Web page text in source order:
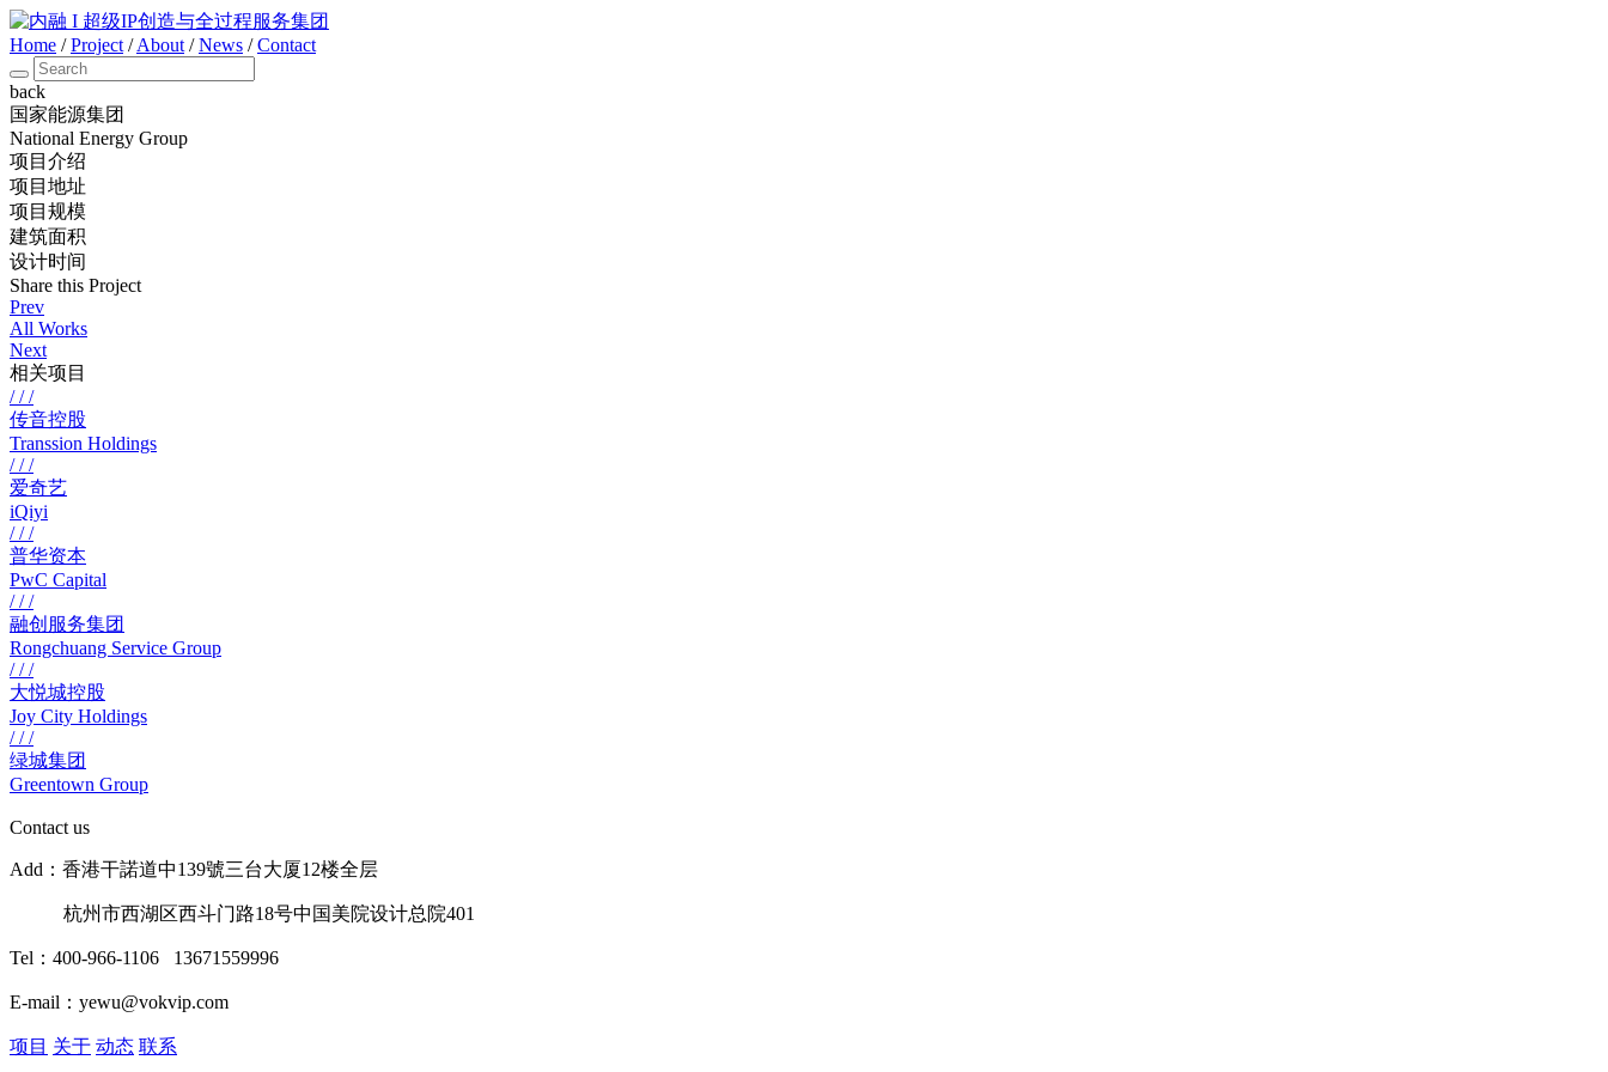
Home /Project /About /News /Contact
back
国家能源集团
National Energy Group
项目介绍
项目地址
项目规模
建筑面积
设计时间
Share this Project
Prev
All Works
Next
相关项目
/ / /
传音控股
Transsion Holdings
/ / /
爱奇艺
iQiyi
/ / /
普华资本
PwC Capital
/ / /
融创服务集团
Rongchuang Service Group
/ / /
大悦城控股
Joy City Holdings
/ / /
绿城集团
Greentown Group
Contact us
Add：香港干諾道中139號三台大厦12楼全层
杭州市西湖区西斗门路18号中国美院设计总院401
Tel：400-966-1106 13671559996
E-mail：yewu@vokvip.com
项目 关于 动态 联系